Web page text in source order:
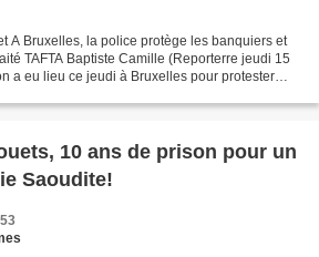
A Bruxelles, la police protège les banquiers et
TAFTA Baptiste Camille (Reporterre jeudi 15
a eu lieu ce jeudi à Bruxelles pour protester
10 ans de prison pour un
Saoudite!